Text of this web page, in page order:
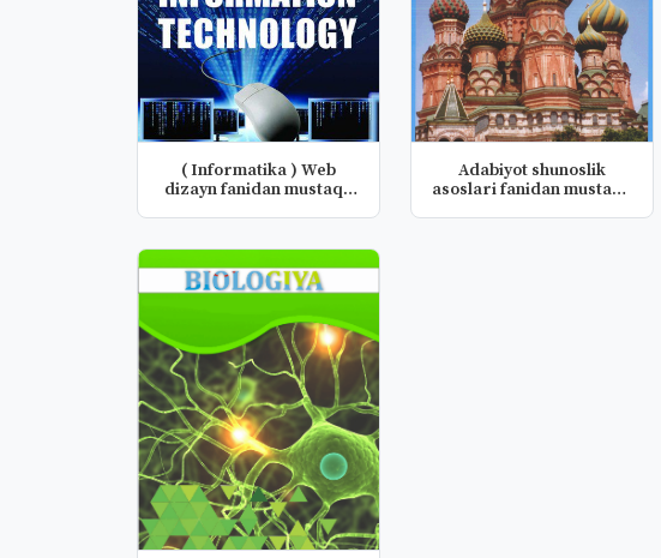
( Informatika ) Web
dizayn fanidan mustaqil
Adabiyot shunoslik
asoslari fanidan mustaqil